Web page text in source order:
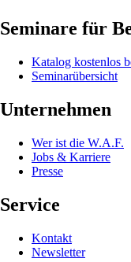
Seminare für
Katalog kostenlos
Seminarübersicht
Unternehmen
Wer ist die W.A.F.
Jobs & Karriere
Presse
Service
Kontakt
Newsletter